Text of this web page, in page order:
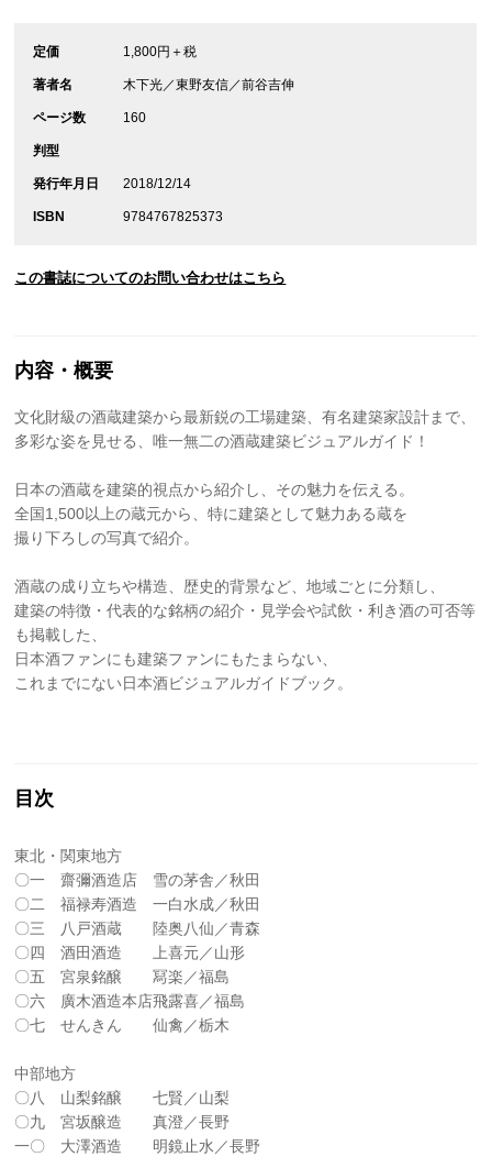
定価 1,800円＋税
著者名 木下光／東野友信／前谷吉伸
ページ数 160
判型
発行年月日 2018/12/14
ISBN 9784767825373
この書誌についてのお問い合わせはこちら
内容・概要
文化財級の酒蔵建築から最新鋭の工場建築、有名建築家設計まで、
多彩な姿を見せる、唯一無二の酒蔵建築ビジュアルガイド！
日本の酒蔵を建築的視点から紹介し、その魅力を伝える。
全国1,500以上の蔵元から、特に建築として魅力ある蔵を
撮り下ろしの写真で紹介。
酒蔵の成り立ちや構造、歴史的背景など、地域ごとに分類し、
建築の特徴・代表的な銘柄の紹介・見学会や試飲・利き酒の可否等
も掲載した、
日本酒ファンにも建築ファンにもたまらない、
これまでにない日本酒ビジュアルガイドブック。
目次
東北・関東地方
〇一 齋彌酒造店 雪の茅舎／秋田
〇二 福禄寿酒造 一白水成／秋田
〇三 八戸酒蔵 陸奥八仙／青森
〇四 酒田酒造 上喜元／山形
〇五 宮泉銘醸 冩楽／福島
〇六 廣木酒造本店飛露喜／福島
〇七 せんきん 仙禽／栃木
中部地方
〇八 山梨銘醸 七賢／山梨
〇九 宮坂醸造 真澄／長野
一〇 大澤酒造 明鏡止水／長野